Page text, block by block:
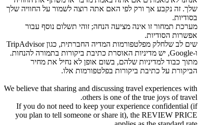
שלך. זה נקבע אך ורק לפי האם אתה רוצה לשמור על החוויה שלך
בסודיות.
מערכת תמחור זו אינה מציעה הנחה; זוהי תשלום נוסף עבור
אפשרות הסודיות.
שים לב שלחלק מפלטפורמות המדיה החברתית, כגון TripAdvisor
ו-Google, יש מדיניות האוסרת כתיבת ביקורות בתמורה להנחות.
מתוך כבוד למדיניות שלהם, בשום אופן לא נחיל את מחיר
הביקורת על כתיבת ביקורות בפלטפורמות אלו.
We believe that sharing and discussing travel experiences with
others is one of the true joys of travel.
If you do not need to keep your experience confidential (if
you plan to tell someone or share it), the REVIEW PRICE